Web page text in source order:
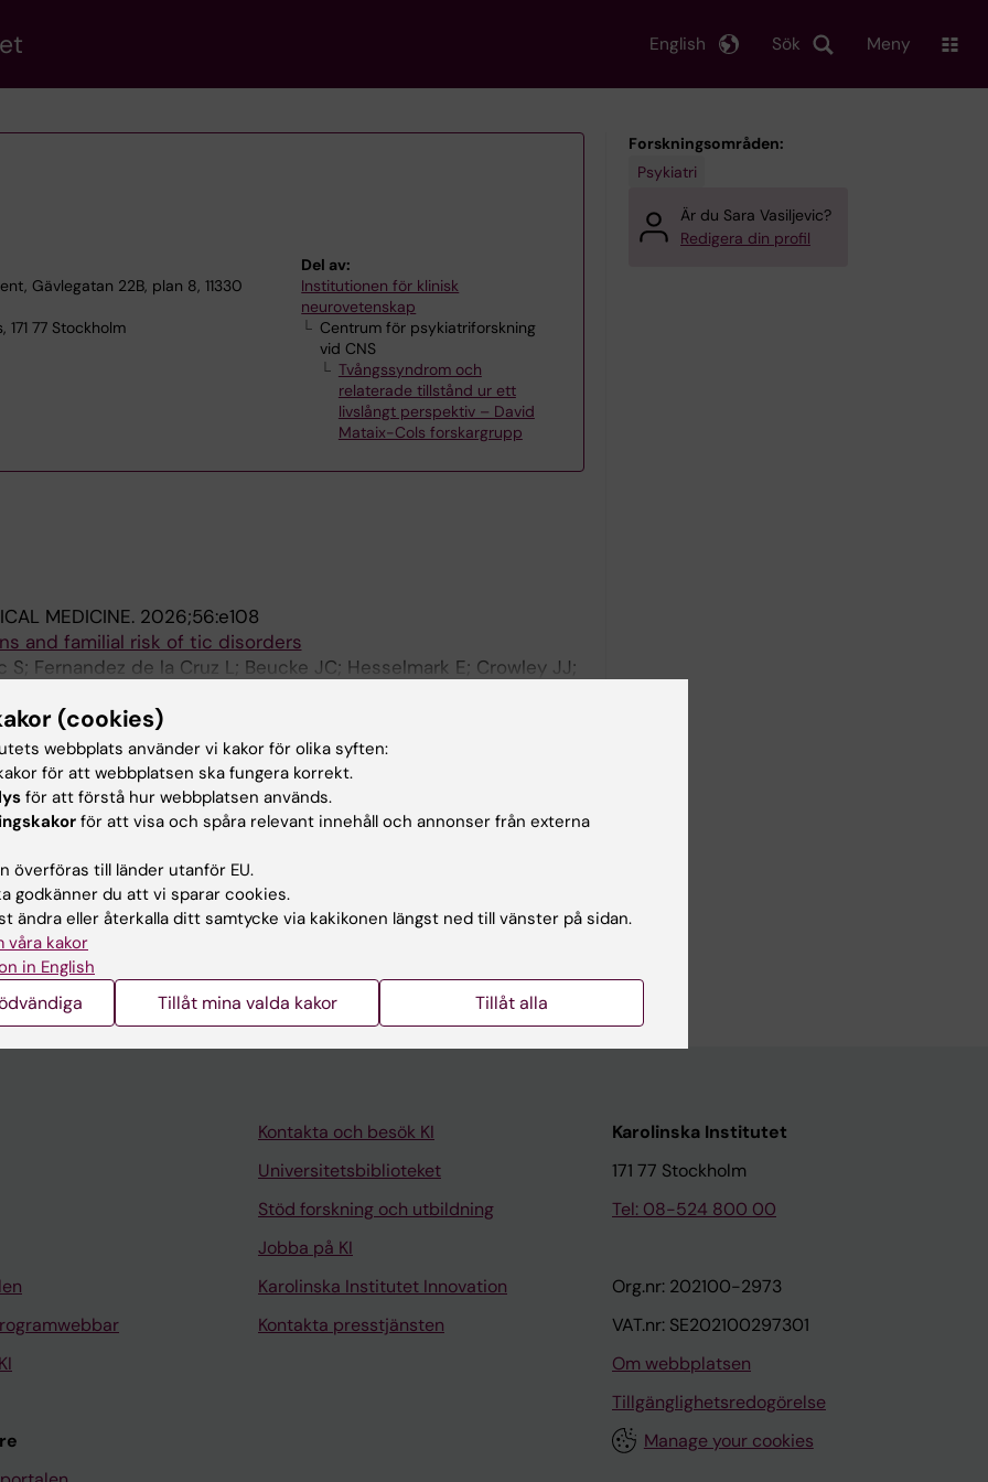
Sök
English Meny
Gävlegatan 22B, plan 8, 11330
77 Stockholm
Del av:
Institutionen för klinisk
neurovetenskap
Centrum för psykiatriforskning
vid CNS
Tvångssyndrom och
relaterade tillstånd ur ett
livslångt perspektiv – David
Mataix-Cols forskargrupp
MEDICINE. 2026;56:e108
and familial risk of tic disorders
S; Fernandez de la Cruz L; Beucke JC; Hesselmark E; Crowley JJ;
Mataix-Cols D
OPEN.2026;9(3):e262618
Investigations in Pediatric Acute-Onset Neuropsychiatric
Wickstrom R; Hesselmark E; Mataix-Cols D; Winerdal M; Ek
S; Tedroff K
OF PSYCHIATRY.2023;77(1):55-64
skills training based on DBT for adults with borderline
feasibility study
Wolf-Arehult M; Oster C; Ramklint M; Isaksson J
Forskningsområden:
Psykiatri
Är du Sara Vasiljevic?
Redigera din profil
Kontakta och besök KI
Universitetsbiblioteket
Stöd forskning och utbildning
Jobba på KI
Karolinska Institutet Innovation
Kontakta presstjänsten
Karolinska Institutet
171 77 Stockholm
Tel: 08-524 800 00
Org.nr: 202100-2973
VAT.nr: SE202100297301
Om webbplatsen
Tillgänglighetsredogörelse
Manage your cookies
(cookies)
webbplats använder vi kakor för olika syften:
för att webbplatsen ska fungera korrekt.
för att förstå hur webbplatsen används.
för att visa och spåra relevant innehåll och annonser från externa
överföras till länder utanför EU.
godkänner du att vi sparar cookies.
ändra eller återkalla ditt samtycke via kakikonen längst ned till vänster på sidan.
våra kakor
in English
Tillåt mina valda kakor Tillåt alla